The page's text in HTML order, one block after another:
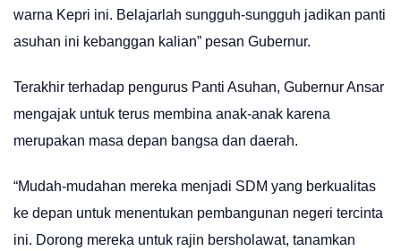
warna Kepri ini. Belajarlah sungguh-sungguh jadikan panti
asuhan ini kebanggan kalian” pesan Gubernur.
Terakhir terhadap pengurus Panti Asuhan, Gubernur Ansar
mengajak untuk terus membina anak-anak karena
merupakan masa depan bangsa dan daerah.
“Mudah-mudahan mereka menjadi SDM yang berkualitas
ke depan untuk menentukan pembangunan negeri tercinta
ini. Dorong mereka untuk rajin bersholawat, tanamkan